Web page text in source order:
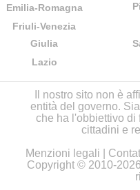
Emilia-Romagna
Friuli-Venezia
Giulia
Lazio
Il nostro sito non è
entità del governo.
che ha l'obbiettivo di
cittadini e
Menzioni legali
Copyright © 2010-